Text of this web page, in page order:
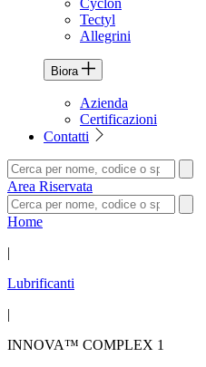
Cyclon
Tectyl
Allegrini
Biora
Azienda
Certificazioni
Contatti
Area Riservata
Home
|
Lubrificanti
|
INNOVA™ COMPLEX 1